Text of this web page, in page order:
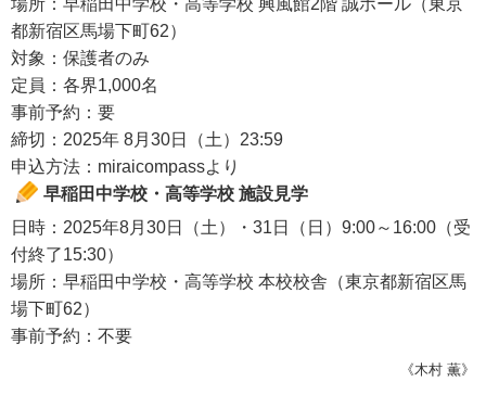
場所：早稲田中学校・高等学校 興風館2階 誠ホール（東京
都新宿区馬場下町62）
対象：保護者のみ
定員：各界1,000名
事前予約：要
締切：2025年 8月30日（土）23:59
申込方法：miraicompassより
早稲田中学校・高等学校 施設見学
日時：2025年8月30日（土）・31日（日）9:00～16:00（受
付終了15:30）
場所：早稲田中学校・高等学校 本校校舎（東京都新宿区馬
場下町62）
事前予約：不要
《木村 薫》